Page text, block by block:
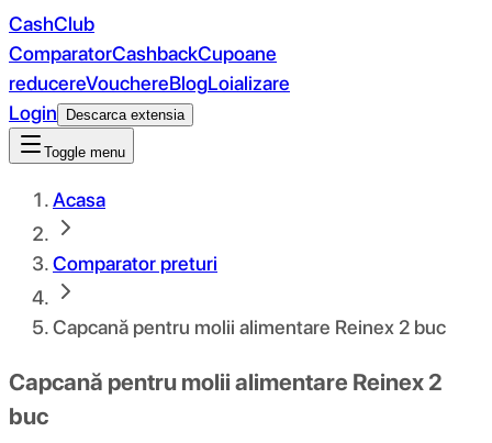
CashClub
ComparatorCashbackCupoane
reducereVouchereBlogLoializare
Login
Descarca extensia
Toggle menu
Acasa
Comparator preturi
Capcană pentru molii alimentare Reinex 2 buc
Capcană pentru molii alimentare Reinex 2
buc